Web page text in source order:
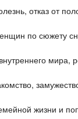
отказ от
по сюжету
мира,
жизни и